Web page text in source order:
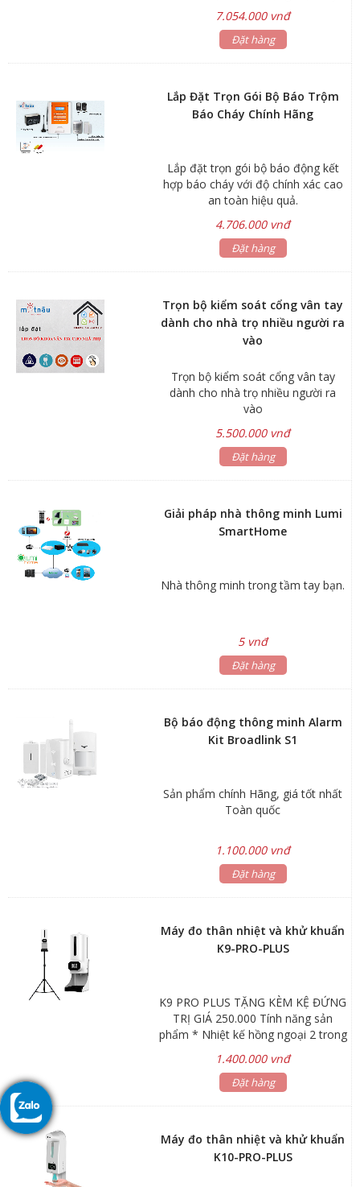
thiết bị phụ trợ khác: đầu báo,
chuông báo, đèn báo…vv
7.054.000 vnđ
Đặt hàng
Lắp Đặt Trọn Gói Bộ Báo Trộm
Báo Cháy Chính Hãng
Lắp đặt trọn gói bộ báo động kết
hợp báo cháy với độ chính xác cao
an toàn hiệu quả.
4.706.000 vnđ
Đặt hàng
Trọn bộ kiểm soát cổng vân tay
dành cho nhà trọ nhiều người ra
vào
Trọn bộ kiểm soát cổng vân tay
dành cho nhà trọ nhiều người ra
vào
5.500.000 vnđ
Đặt hàng
Giải pháp nhà thông minh Lumi
SmartHome
Nhà thông minh trong tầm tay bạn.
5 vnđ
Đặt hàng
Bộ báo động thông minh Alarm
Kit Broadlink S1
Sản phẩm chính Hãng, giá tốt nhất
Toàn quốc
1.100.000 vnđ
Đặt hàng
Máy đo thân nhiệt và khử khuẩn
K9-PRO-PLUS
K9 PRO PLUS TẶNG KÈM KỆ ĐỨNG
TRỊ GIÁ 250.000 Tính năng sản
phẩm * Nhiệt kế hồng ngoại 2 trong
tích hợp đo nhiệt độ và khử trùng
lòng bàn tay * Màn hình kỹ thuật số
thường. * Cảm biến hồng ngoại cải
tiến công nghệ cao có thể đo một
cách an toàn và nhanh chóng trong
1.400.000 vnđ
Đặt hàng
Máy đo thân nhiệt và khử khuẩn
K10-PRO-PLUS